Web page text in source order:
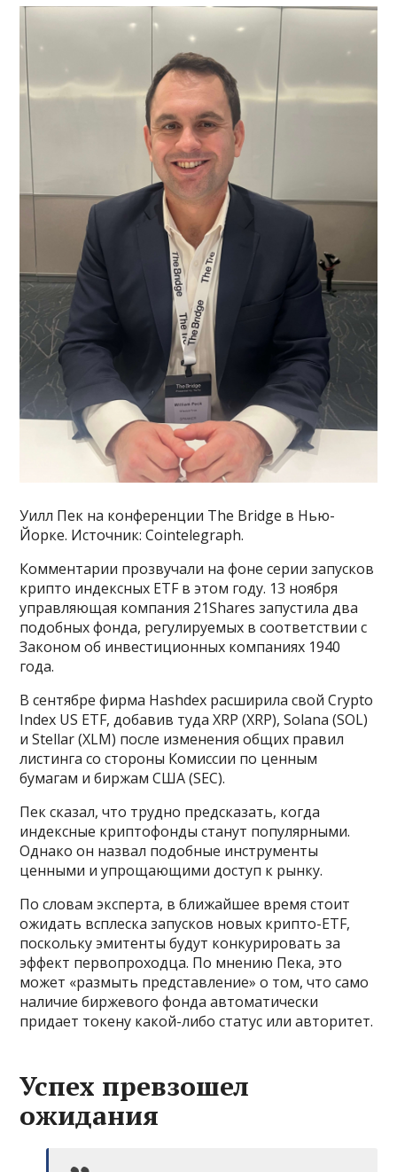
Уилл Пек на конференции The Bridge в Нью-
Йорке. Источник: Cointelegraph.
Комментарии прозвучали на фоне серии запусков
крипто индексных ETF в этом году. 13 ноября
управляющая компания 21Shares запустила два
подобных фонда, регулируемых в соответствии с
Законом об инвестиционных компаниях 1940
года.
В сентябре фирма Hashdex расширила свой Crypto
Index US ETF, добавив туда XRP (XRP), Solana (SOL)
и Stellar (XLM) после изменения общих правил
листинга со стороны Комиссии по ценным
бумагам и биржам США (SEC).
Пек сказал, что трудно предсказать, когда
индексные криптофонды станут популярными.
Однако он назвал подобные инструменты
ценными и упрощающими доступ к рынку.
По словам эксперта, в ближайшее время стоит
ожидать всплеска запусков новых крипто-ETF,
поскольку эмитенты будут конкурировать за
эффект первопроходца. По мнению Пека, это
может «размыть представление» о том, что само
наличие биржевого фонда автоматически
придает токену какой-либо статус или авторитет.
Успех превзошел
ожидания